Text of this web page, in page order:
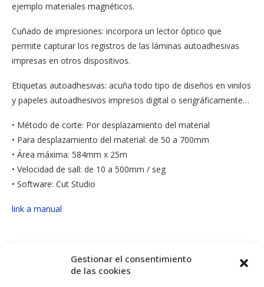
Gestionar el consentimiento
de las cookies
ejemplo materiales magnéticos.
Cuñado de impresiones: incorpora un lector óptico que
permite capturar los registros de las láminas autoadhesivas
impresas en otros dispositivos.
Etiquetas autoadhesivas: acuña todo tipo de diseños en vinilos
y papeles autoadhesivos impresos digital o serigráficamente…
• Método de corte: Por desplazamiento del material
• Para desplazamiento del material: de 50 a 700mm
• Área máxima: 584mm x 25m
• Velocidad de sall: de 10 a 500mm / seg
• Software: Cut Studio
link a manual